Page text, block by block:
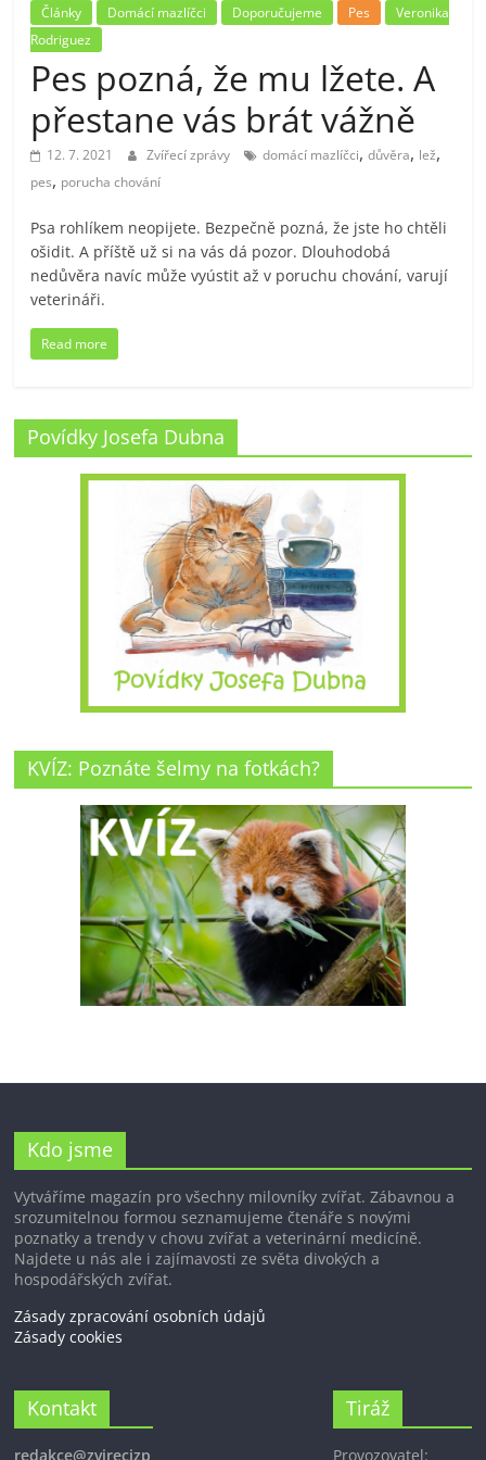
Články Domácí mazlíčci Doporučujeme Pes
Veronika
Rodriguez
Pes pozná, že mu lžete. A
přestane vás brát vážně
12. 7. 2021 Zvířecí zprávy domácí mazlíčci,důvěra, lež,
pes, porucha chování
Psa rohlíkem neopijete. Bezpečně pozná, že jste ho chtěli
ošidit. A příště už si na vás dá pozor. Dlouhodobá
nedůvěra navíc může vyústit až v poruchu chování, varují
veterináři.
Read more
Povídky Josefa Dubna
KVÍZ: Poznáte šelmy na fotkách?
Kdo jsme
Vytváříme magazín pro všechny milovníky zvířat. Zábavnou a
srozumitelnou formou seznamujeme čtenáře s novými
poznatky a trendy v chovu zvířat a veterinární medicíně.
Najdete u nás ale i zajímavosti ze světa divokých a
hospodářských zvířat.
Zásady zpracování osobních údajů
Zásady cookies
Kontakt
redakce@zvirecizp
Tiráž
Provozovatel: